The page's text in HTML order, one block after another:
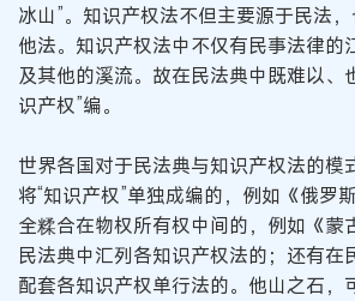
冰山”。知识产权法不但主要源于民法
他法。知识产权法中不仅有民事法律的
及其他的溪流。故在民法典中既难以、
识产权”编。
世界各国对于民法典与知识产权法的模
将“知识产权”单独成编的，例如《俄罗
全糅合在物权所有权中间的，例如《蒙
民法典中汇列各知识产权法的；还有在
配套各知识产权单行法的。他山之石，